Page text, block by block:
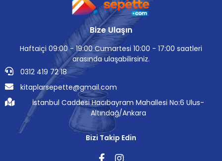
Bize Ulaşın
Haftaiçi 09:00 - 19:00 Cumartesi 10:00 - 17:00 saatleri
arasında ulaşabilirsiniz.
0312 419 72 18
kitaplarsepette@gmail.com
İstanbul Caddesi Hacıbayram Mahallesi No:6 Ulus-
Altındağ/Ankara
Bizi Takip Edin